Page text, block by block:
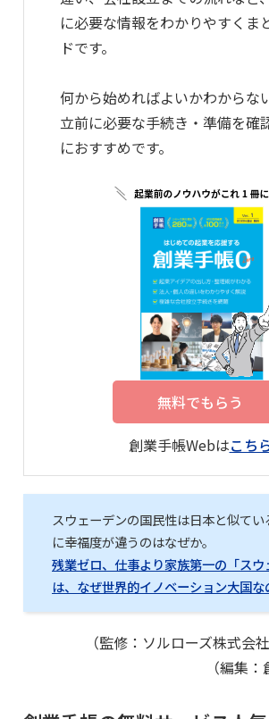
に必要な情報をわかりやすくま
ドです。
何から始めればよいかわからな
立前に必要な手続き・準備を確
におすすめです。
無料でもらう
創業手帳Webはこち
スウェーデンの国民性は日本と似て
に幸福度が違うのはなぜか。
残業ゼロ、仕事より家族第一の「スウ
は、なぜ世界的イノベーション大国な
（監修：ソルローズ株式会
（編集